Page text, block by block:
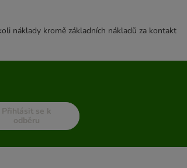
náklady kromě základních nákladů za kontakt
Přihlásit se k
odběru